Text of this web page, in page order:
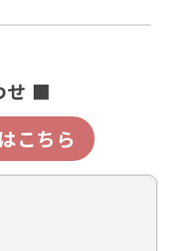
せ ■
こちら